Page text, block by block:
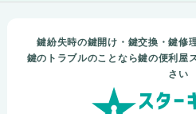
鍵紛失時の鍵開け・鍵交換・鍵修
鍵のトラブルのことなら鍵の便利屋
さい